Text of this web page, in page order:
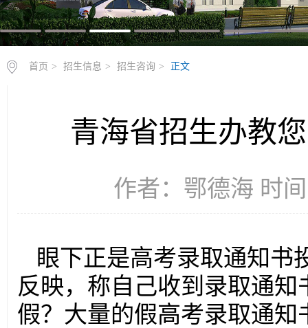
首页 > 招生信息 > 招生咨询 > 正文
青海省招生办教
作者：鄂德海 时
眼下正是高考录取通知书
反映，称自己收到录取通
假？大量的假高考录取通